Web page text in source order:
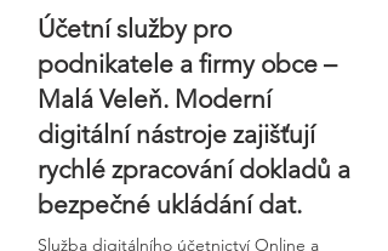
Účetní služby pro
podnikatele a firmy obce –
Malá Veleň. Moderní
digitální nástroje zajišťují
rychlé zpracování dokladů a
bezpečné ukládání dat.
Služba digitálního účetnictví Online a